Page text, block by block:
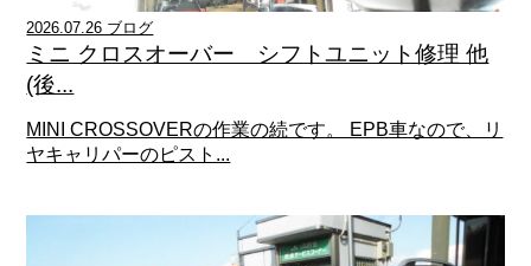
2026.07.26 ブログ
ミニ クロスオーバー シフトユニット修理 他
(後...
MINI CROSSOVERの作業の続です。 EPB車なので、リ
ヤキャリパーのピスト...